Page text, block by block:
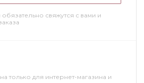
свяжутся с вами и
только для интернет-магазина и